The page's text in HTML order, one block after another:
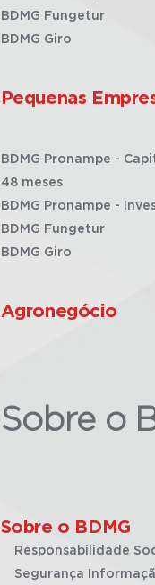
BDMG Fungetur
BDMG Giro
Pequenas
BDMG Pronampe -
48 meses
BDMG Pronampe -
BDMG Fungetur
BDMG Giro
Agronegócio
Sobre o
Sobre o BDMG
Responsabilidade
Segurança